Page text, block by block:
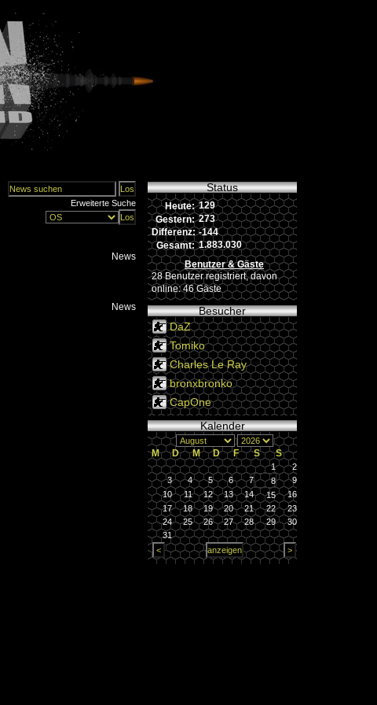
Erweiterte Suche
News
News
Status
Heute: 129
Gestern: 273
Differenz: -144
Gesamt: 1.883.030
Benutzer & Gäste
28 Benutzer registriert, davon
online: 46 Gäste
Besucher
DaZ
Tomiko
Charles Le Ray
bronxbronko
CapOne
Kalender
M D M D F S S
1
2
3
4 5 6 7 8
9
10
11 12 13 14 15
16
17
18 19 20 21 22
23
24
25 26 27 28 29
30
31